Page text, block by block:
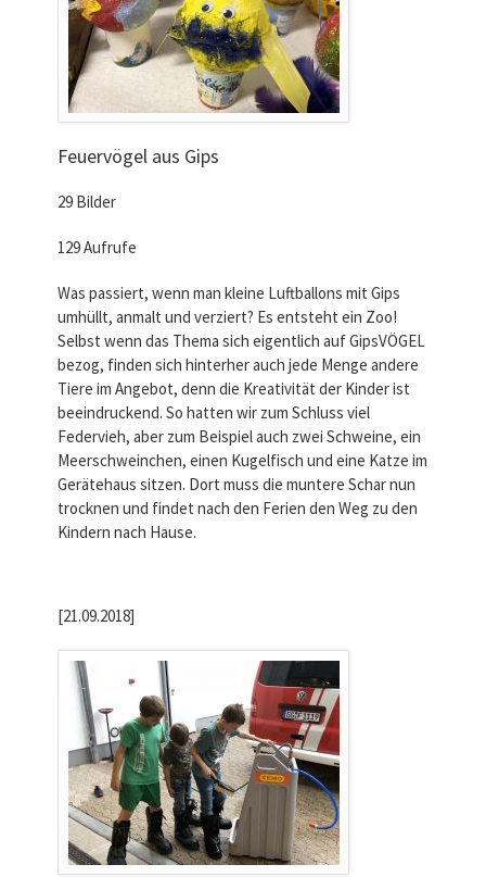
Feuervögel aus Gips
29 Bilder
129 Aufrufe
Was passiert, wenn man kleine Luftballons mit Gips
umhüllt, anmalt und verziert? Es entsteht ein Zoo!
Selbst wenn das Thema sich eigentlich auf GipsVÖGEL
bezog, finden sich hinterher auch jede Menge andere
Tiere im Angebot, denn die Kreativität der Kinder ist
beeindruckend. So hatten wir zum Schluss viel
Federvieh, aber zum Beispiel auch zwei Schweine, ein
Meerschweinchen, einen Kugelfisch und eine Katze im
Gerätehaus sitzen. Dort muss die muntere Schar nun
trocknen und findet nach den Ferien den Weg zu den
Kindern nach Hause.
[21.09.2018]